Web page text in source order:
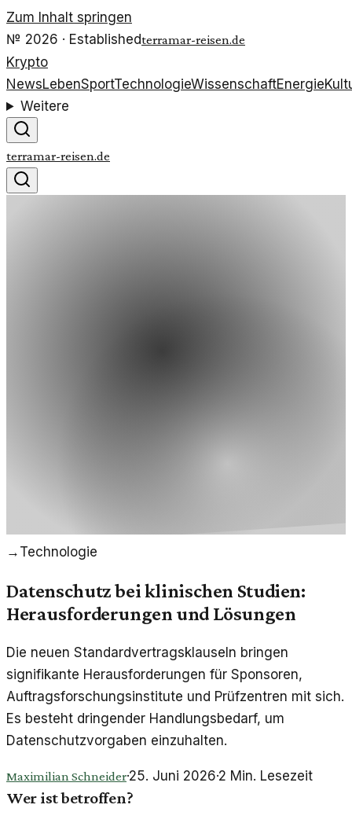
Zum Inhalt springen
№ 2026 · Establishedterramar-reisen.de
Krypto
NewsLebenSportTechnologieWissenschaftEnergie
Weitere
terramar-reisen.de
→ Technologie
Datenschutz bei klinischen Studien:
Herausforderungen und Lösungen
Die neuen Standardvertragsklauseln bringen
signifikante Herausforderungen für Sponsoren,
Auftragsforschungsinstitute und Prüfzentren mit sich.
Es besteht dringender Handlungsbedarf, um
Datenschutzvorgaben einzuhalten.
Maximilian Schneider·25. Juni 2026·2 Min. Lesezeit
Wer ist betroffen?